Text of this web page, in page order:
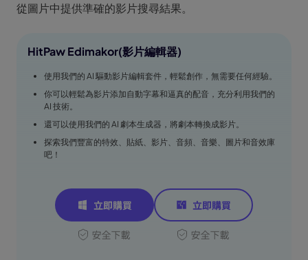
從圖片中提供準確的影片搜尋結果。
HitPaw Edimakor(影片編輯器)
使用我們的 AI 驅動影片編輯套件，輕鬆創作，無需要任何經驗。
你可以輕鬆為影片添加自動字幕和逼真的配音，充分利用我們的
AI 技術。
還可以使用我們的 AI 劇本生成器，將劇本轉換成影片。
探索我們豐富的特效、貼紙、影片、音頻、音樂、圖片和音效庫
吧！